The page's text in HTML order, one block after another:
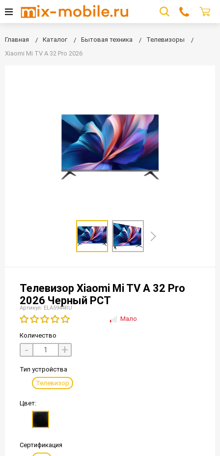
Главная Каталог Бытовая техника
Телевизоры
Xiaomi Mi TV A 32 Pro 2026
Телевизор Xiaomi Mi TV A 32 Pro
2026 Черный РСТ
Артикул: ELA5944RU
Мало
Количество
- +
Тип устройства
Телевизор
Цвет:
Сертификация